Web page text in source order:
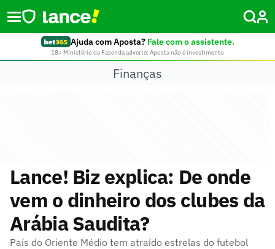
Ajuda com Aposta? Fale com o assistente.
18+ Ministério da Fazenda adverte: Aposta não é investimento
Finanças
Lance! Biz explica: De onde
vem o dinheiro dos clubes da
Arábia Saudita?
País do Oriente Médio tem atraído estrelas do futebol